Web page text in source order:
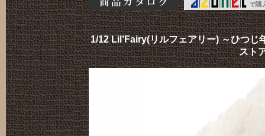
商品カタログ
1/12 Lil’Fairy(リルフェアリー) ～ひつ
スト